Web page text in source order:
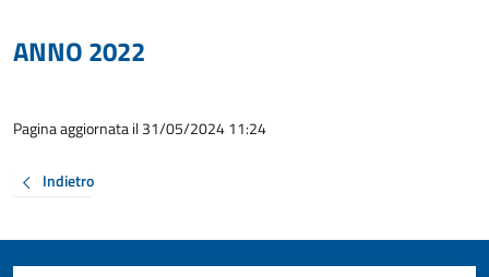
ANNO 2022
Pagina aggiornata il 31/05/2024 11:24
Indietro